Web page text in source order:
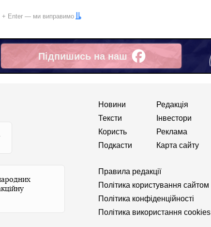
+ Enter — ми виправимо
Підпишись на наш
Facebook
Новини
Тексти
Користь
Подкасти
Редакція
Інвестори
Реклама
Карта сайту
Правила редакції
Політика користування сайтом
Політика конфіденційності
Політика використання cookies